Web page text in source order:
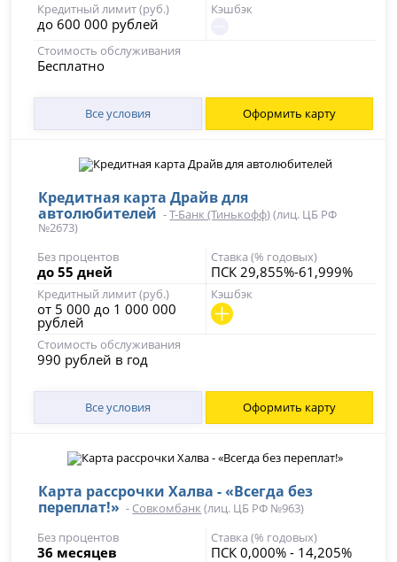
Кредитный лимит (руб.)
до 600 000 рублей
Кэшбэк
Стоимость обслуживания
Бесплатно
Все условия Оформить карту
Кредитная карта Драйв для
автолюбителей -Т-Банк (Тинькофф)(лиц. ЦБ РФ
№2673)
Без процентов
до 55 дней
Ставка (% годовых)
ПСК 29,855%-61,999%
Кредитный лимит (руб.)
от 5 000 до 1 000 000
рублей
Кэшбэк
Стоимость обслуживания
990 рублей в год
Все условия Оформить карту
Карта рассрочки Халва - «Всегда без
переплат!» - Совкомбанк (лиц. ЦБ РФ №963)
Без процентов
36 месяцев
Ставка (% годовых)
ПСК 0,000% - 14,205%